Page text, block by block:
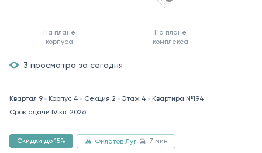
На плане
корпуса
На плане
комплекса
3 просмотра за сегодня
Квартал 9 Корпус 4 Секция 2 Этаж 4
Квартира №194
Срок сдачи IV кв. 2026
Скидки до 15% Филатов Луг 7 мин